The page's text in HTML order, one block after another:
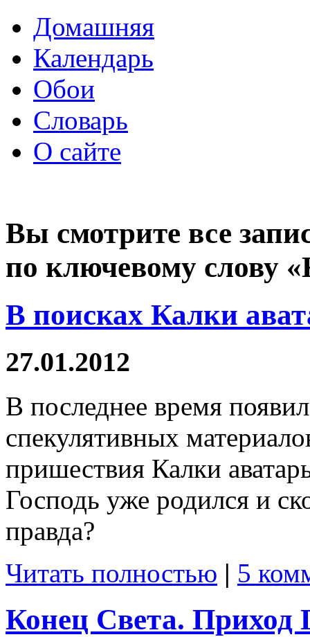
Домашняя
Календарь
Обои
Словарь
О сайте
Вы смотрите все
по ключевому слову
В поисках Калки
27.01.2012
В последнее время
спекулятивных
пришествия Калки
Господь уже родился и
правда?
Читать полностью | 5
Конец Света. Приход